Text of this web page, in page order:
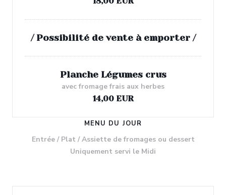
/ Possibilité de vente à emporter /
Planche Légumes crus
avec fromage frais aux herbes
14,00 EUR
MENU DU JOUR
Entrée / Plat / Assiette de fromages ou dessert
Uniquement servi le Midi